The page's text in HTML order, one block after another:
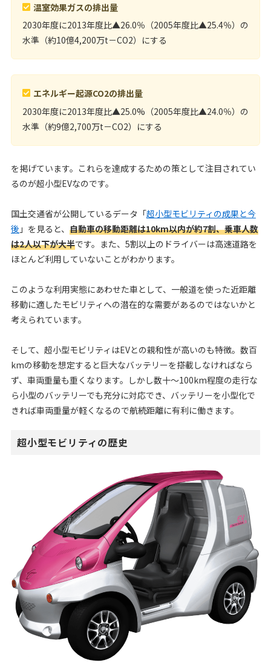
温室効果ガスの排出量
2030年度に2013年度比▲26.0％（2005年度比▲25.4％）の
水準（約10億4,200万t－CO2）にする
エネルギー起源CO2の排出量
2030年度に2013年度比▲25.0%（2005年度比▲24.0％）の
水準（約9億2,700万t－CO2）にする
を掲げています。これらを達成するための策として注目されてい
るのが超小型EVなのです。
国土交通省が公開しているデータ「超小型モビリティの成果と今
後 」を見ると、 自動車の移動距離は10km以内が約7割、乗車人数
は2人以下が大半です。また、5割以上のドライバーは高速道路を
ほとんど利用していないことがわかります。
このような利用実態にあわせた車として、一般道を使った近距離
移動に適したモビリティへの潜在的な需要があるのではないかと
考えられています。
そして、超小型モビリティはEVとの親和性が高いのも特徴。数百
kmの移動を想定すると巨大なバッテリーを搭載しなければなら
ず、車両重量も重くなります。しかし数十〜100km程度の走行な
ら小型のバッテリーでも充分に対応でき、バッテリーを小型化で
きれば車両重量が軽くなるので航続距離に有利に働きます。
超小型モビリティの歴史